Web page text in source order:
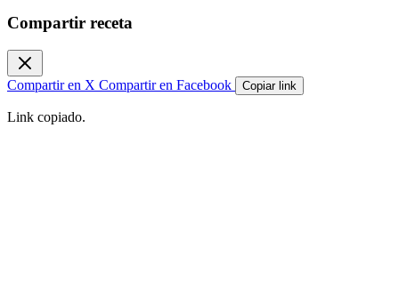
Compartir receta
Compartir en X Compartir en Facebook Copiar link
Link copiado.